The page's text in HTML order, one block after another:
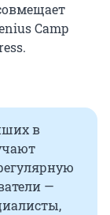
Camp
в
—